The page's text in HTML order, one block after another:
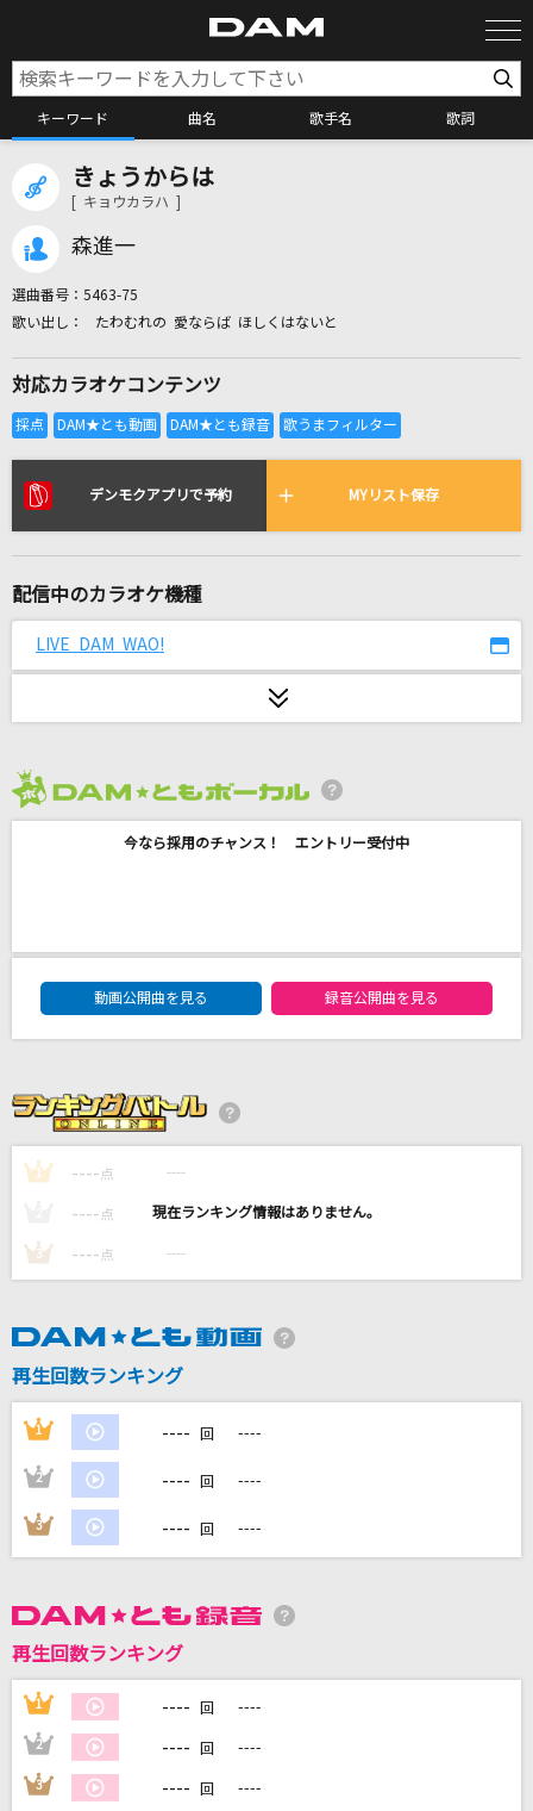
キーワード 曲名 歌手名 歌詞
カラオケ検索
全国りれき
リアルタイムで歌われている曲の一覧
[生音]I LOVE YOU
ずうっといっしょ！
イクマあきら with 平田大一
霧島連山 風が哭く
れをる
永遠に
ゴスペラーズ(The Gospellers)
[生音]あなたがいることで
菅田将暉
カラオケ最新情報をチェック！
きょうからは
[ キョウカラハ ]
森進一
選曲番号： 5463-75
たわむれの 愛ならば ほしくはないと
対応カラオケコンテンツ
デンモクアプリで予約 MYリスト保存
配信中のカラオケ機種
LIVE DAM WAO!
今なら採用のチャンス！ エントリー受付中
DAM★ともボーカルエントリーランキング
動画公開曲を見る
録音公開曲を見る
1 ---- 点 ----
---- 点 ----
3 ---- 点 ----
再生回数ランキング
1 ---- 回 ----
2 ---- 回 ----
3 ---- 回 ----
再生回数ランキング
1 ---- 回 ----
2 ---- 回 ----
3 ---- 回 ----